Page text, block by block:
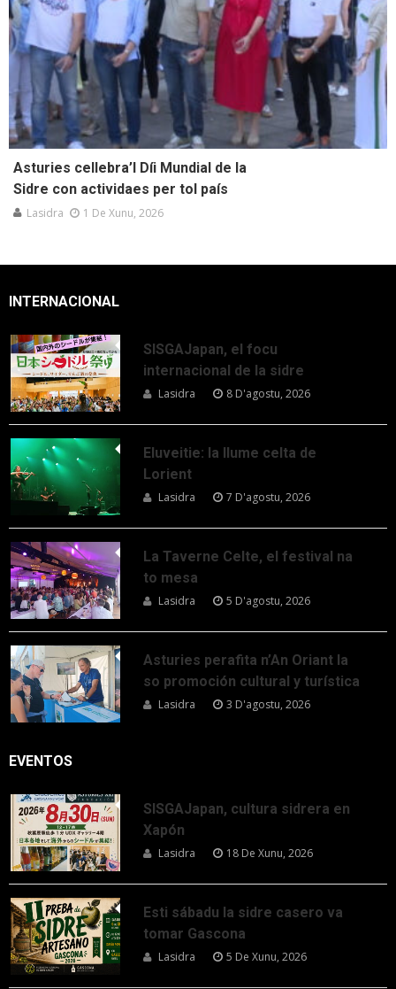
Asturies cellebra’l Díi Mundial de la
Sidre con actividaes per tol país
Lasidra 1 De Xunu, 2026
INTERNACIONAL
SISGAJapan, el focu
internacional de la sidre
Lasidra 8 D'agostu, 2026
Eluveitie: la llume celta de
Lorient
Lasidra 7 D'agostu, 2026
La Taverne Celte, el festival na
to mesa
Lasidra 5 D'agostu, 2026
Asturies perafita n’An Oriant la
so promoción cultural y turística
Lasidra 3 D'agostu, 2026
EVENTOS
SISGAJapan, cultura sidrera en
Xapón
Lasidra 18 De Xunu, 2026
Esti sábadu la sidre casero va
tomar Gascona
Lasidra 5 De Xunu, 2026